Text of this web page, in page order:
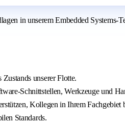
in unserem Embedded
unserer Flotte.
Schnittstellen, Werkzeuge und
Kollegen in Ihrem Fachgebiet
Standards.